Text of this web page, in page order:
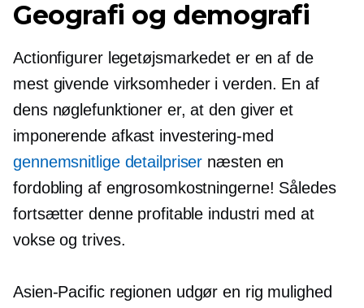
Geografi og demografi
Actionfigurer legetøjsmarkedet er en af ​​de
mest givende virksomheder i verden. En af
dens nøglefunktioner er, at den giver et
imponerende afkast investering-med
gennemsnitlige detailpriser næsten en
fordobling af engrosomkostningerne! Således
fortsætter denne profitable industri med at
vokse og trives.
Asien-Pacificregionen udgør en rig mulighed